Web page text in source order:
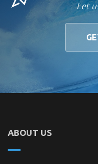
Let
ABOUT US